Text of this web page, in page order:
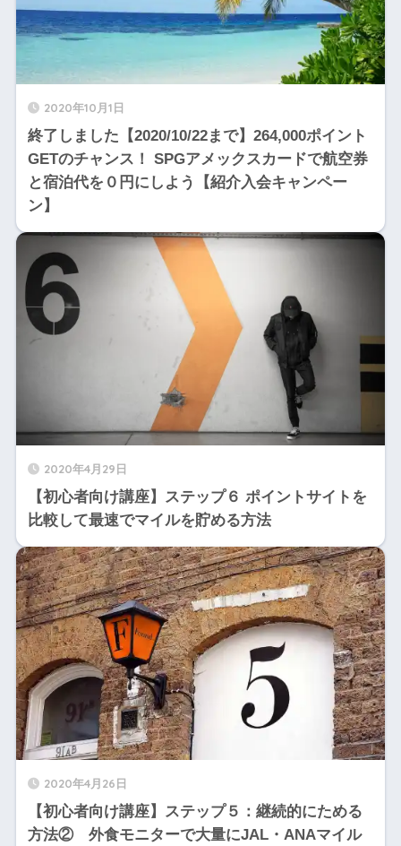
2020年10月1日
終了しました【2020/10/22まで】264,000ポイント
GETのチャンス！ SPGアメックスカードで航空券
と宿泊代を０円にしよう【紹介入会キャンペー
ン】
2020年4月29日
【初心者向け講座】ステップ６ ポイントサイトを
比較して最速でマイルを貯める方法
2020年4月26日
【初心者向け講座】ステップ５：継続的にためる
方法② 外食モニターで大量にJAL・ANAマイル